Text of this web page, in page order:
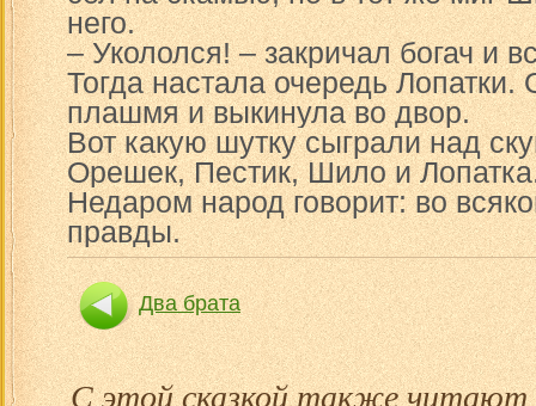
него.
– Укололся! – закричал богач и
Тогда настала очередь Лопатки.
плашмя и выкинула во двор.
Вот какую шутку сыграли над
Орешек, Пестик, Шило и
Недаром народ говорит: во
правды.
Два брата
С этой сказкой также читают